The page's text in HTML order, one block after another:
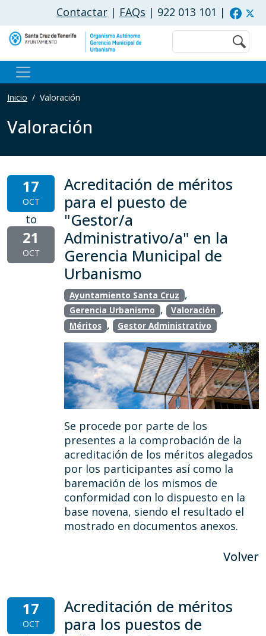
Pasar al contenido principal
Contactar | FAQs | 922 013 101 |
Buscar
Inicio Valoración
Valoración
17
OCT
to
21
OCT
Acreditación de méritos
para el puesto de
"Gestor/a
Administrativo/a" en la
Gerencia Municipal de
Urbanismo
Ayuntamiento Santa Cruz ,
Gerencia Urbanismo , Valoración ,
Méritos , Gestor Administrativo
Se procede por parte de los
presentes a la comprobación de la
acreditación de los méritos alegados
por los participantes así como la
baremación de los mismos de
conformidad con lo dispuesto en la
base novena, siendo el resultado el
mostrado en documentos anexos.
Volver
17
OCT
Acreditación de méritos
para los puestos de